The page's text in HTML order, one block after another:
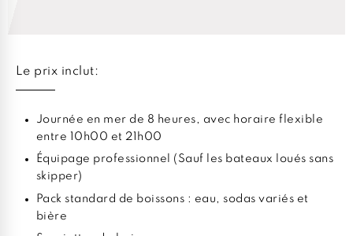
Le prix inclut:
Journée en mer de 8 heures, avec horaire flexible
entre 10h00 et 21h00
Équipage professionnel (Sauf les bateaux loués sans
skipper)
Pack standard de boissons : eau, sodas variés et
bière